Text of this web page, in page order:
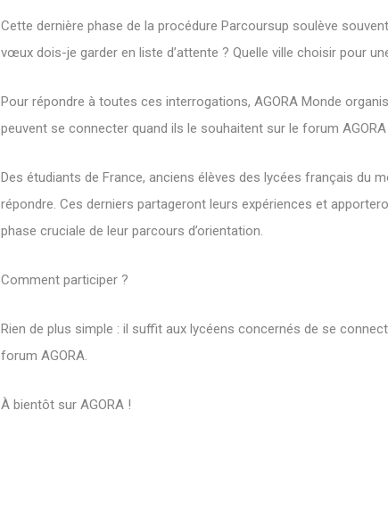
Cette dernière phase de la procédure Parcoursup soulève
vœux dois-je garder en liste d’attente ? Quelle ville choisir pour
Pour répondre à toutes ces interrogations, AGORA Monde
peuvent se connecter quand ils le souhaitent sur le forum
Des étudiants de France, anciens élèves des lycées français du
répondre. Ces derniers partageront leurs expériences et
phase cruciale de leur parcours d’orientation.
Comment participer ?
Rien de plus simple : il suffit aux lycéens concernés de se
forum AGORA.
À bientôt sur AGORA !